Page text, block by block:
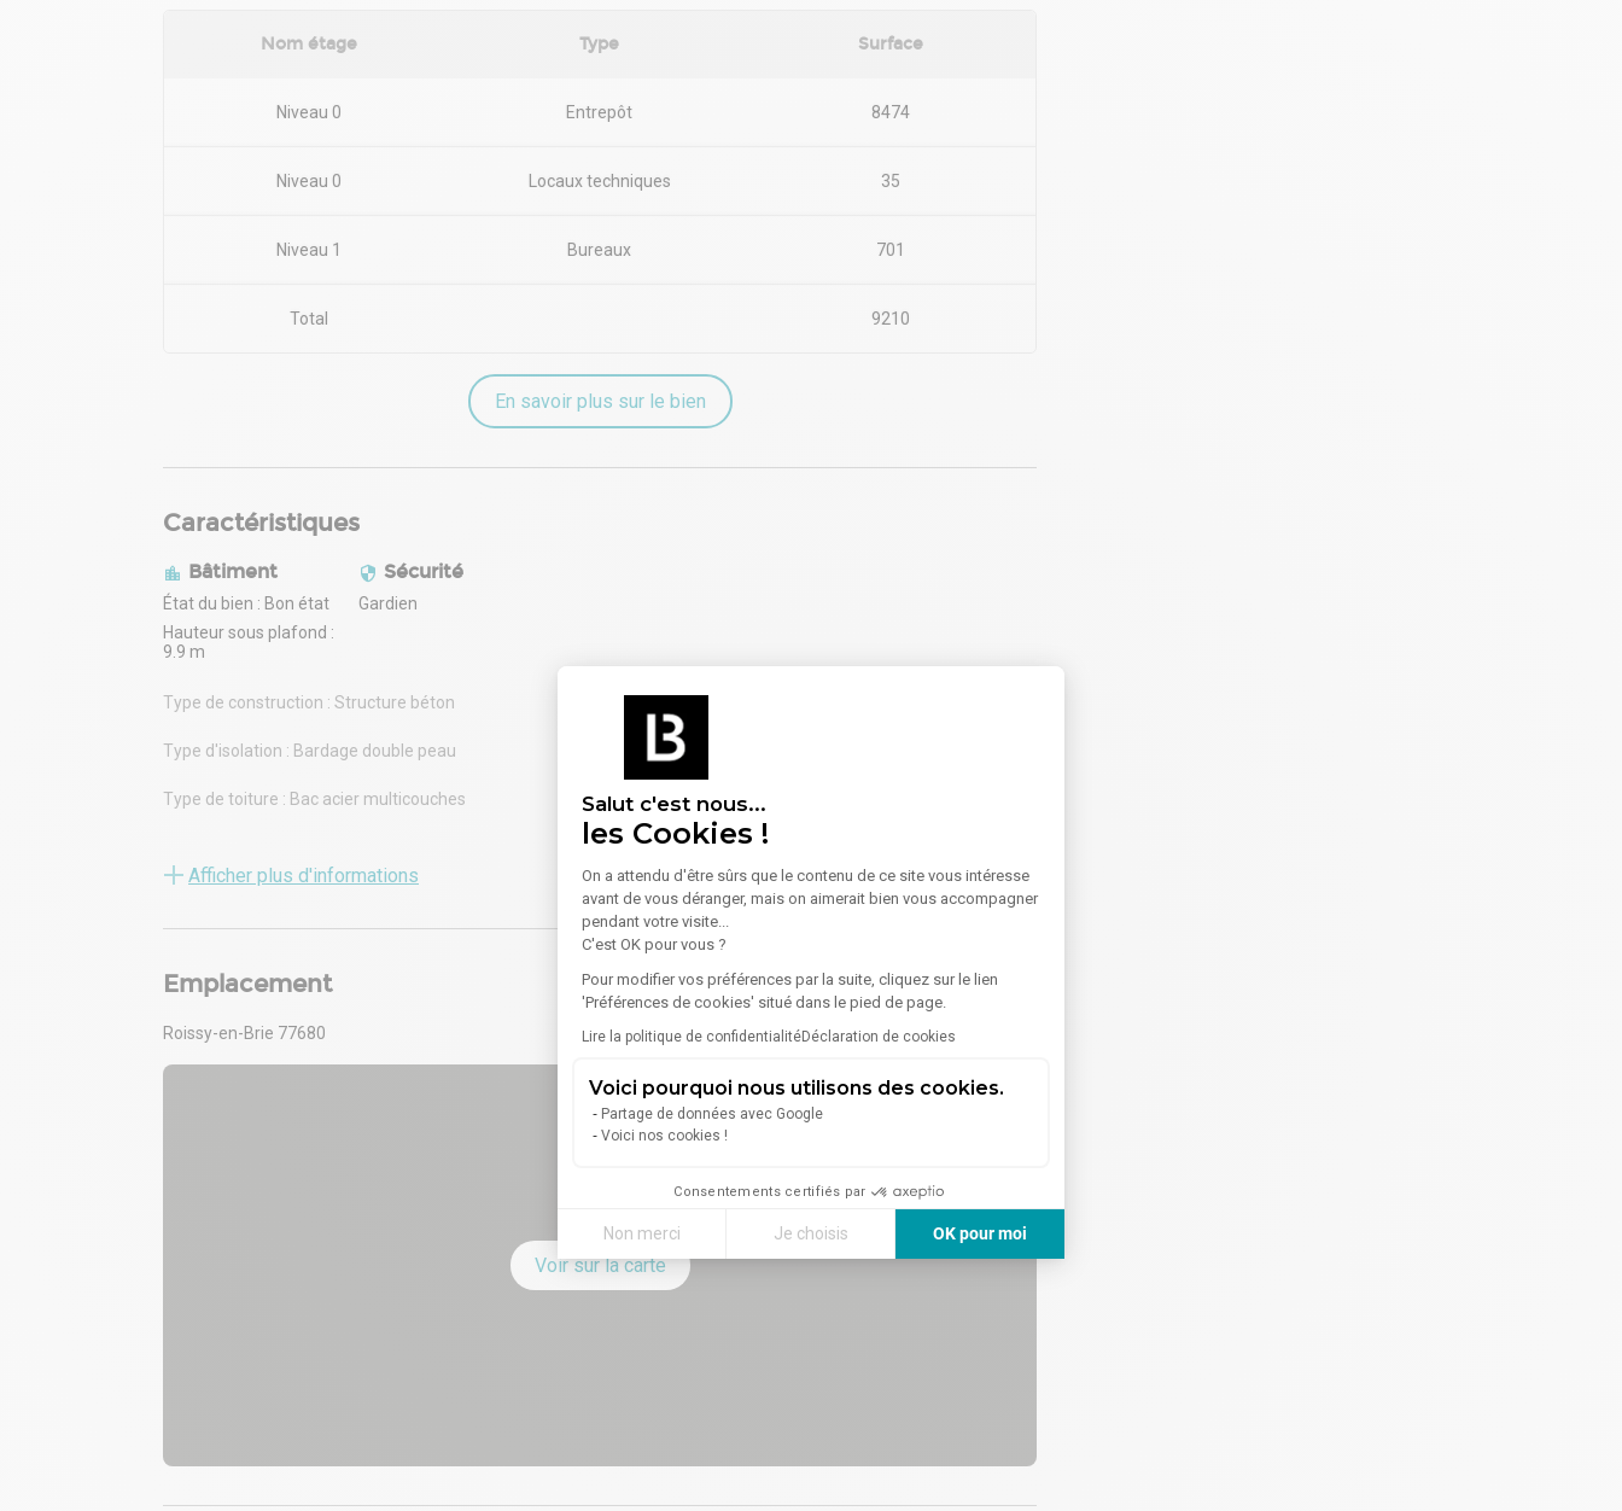
Salut c'est nous...
les Cookies !
On a attendu d'être sûrs que le contenu de ce site vous intéresse
avant de vous déranger, mais on aimerait bien vous accompagner
pendant votre visite...
C'est OK pour vous ?
Pour modifier vos préférences par la suite, cliquez sur le lien
'Préférences de cookies' situé dans le pied de page.
Lire la politique de confidentialitéDéclaration de cookies
Voici pourquoi nous utilisons des cookies.
Partage de données avec Google
Voici nos cookies !
Consentements certifiés par
Non merci Je choisis OK pour moi
Axeptio consent
Plateforme de Gestion du Consentement : Personnalisez vos Options
Nom étage Type Surface
Niveau 0 Entrepôt 8474
Niveau 0 Locaux techniques 35
Niveau 1 Bureaux 701
Total 9210
En savoir plus sur le bien
Caractéristiques
Bâtiment
État du bien : Bon état
Hauteur sous plafond :
9.9 m
Sécurité
Gardien
Type de construction : Structure béton
Type d'isolation : Bardage double peau
Type de toiture : Bac acier multicouches
Accès quai : 9
Afficher plus d'informations
Emplacement
Roissy-en-Brie 77680
Voir sur la carte